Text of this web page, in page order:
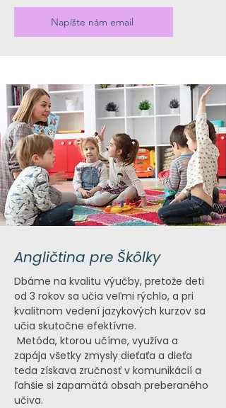
Napíšte nám email
Angličtina pre Škôlky
Dbáme na kvalitu výučby, pretože deti
od 3 rokov sa učia veľmi rýchlo, a pri
kvalitnom vedení jazykových kurzov sa
učia skutočne efektívne.
Metóda, ktorou učíme, využíva a
zapája všetky zmysly dieťaťa a dieťa
teda získava zručnosť v komunikácií a
ľahšie si zapamätá obsah preberaného
učiva.